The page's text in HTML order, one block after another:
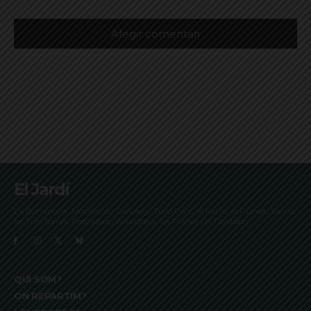
El Jardí
La Bonanova, Monterols, Galvany, Turó Parc, el Farró, el Putxet, Sarrià,
les Tres Torres, Pedralbes, Vallvidrera, les Planes i el Tibidabo
QUI SOM?
ON REPARTIM?